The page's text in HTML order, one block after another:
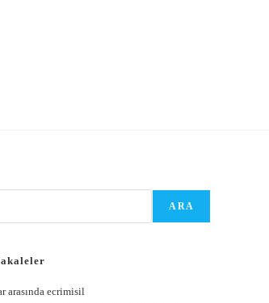
ARA
arasında ecrimisil